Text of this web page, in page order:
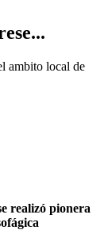
ambito local de
realizó pionera